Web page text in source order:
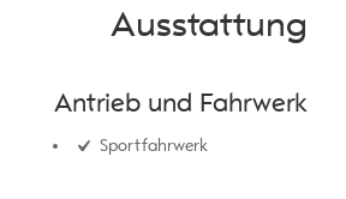
Ausstattung
Antrieb und Fahrwerk
Sportfahrwerk